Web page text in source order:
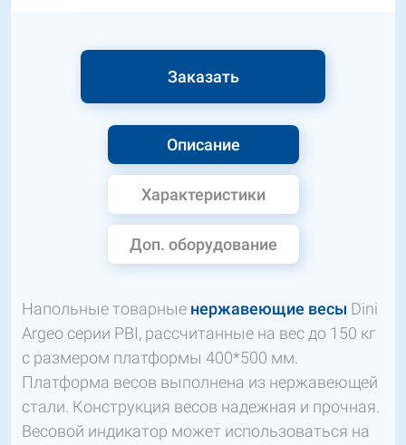
Описание
Характеристики
Доп. оборудование
Заказать
Напольные товарные нержавеющие весы Dini
Argeo серии PBI, рассчитанные на вес до 150 кг
с размером платформы 400*500 мм.
Платформа весов выполнена из нержавеющей
стали. Конструкция весов надежная и прочная.
Весовой индикатор может использоваться на